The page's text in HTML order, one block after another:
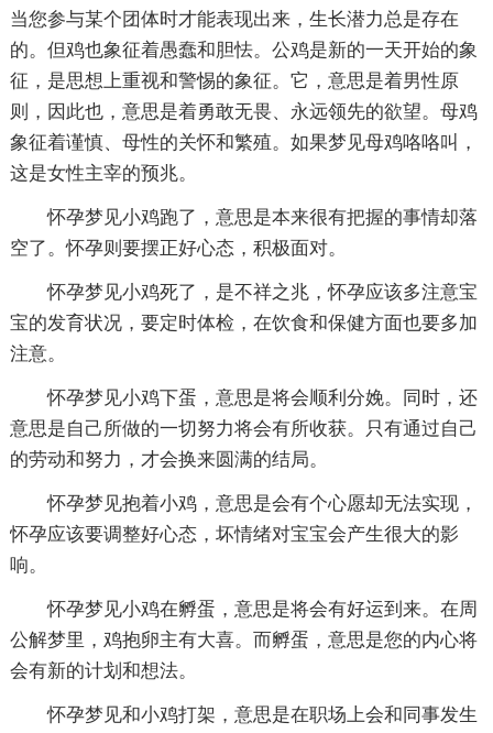
当您参与某个团体时才能表现出来，生长潜力总是存在
的。但鸡也象征着愚蠢和胆怯。公鸡是新的一天开始的象
征，是思想上重视和警惕的象征。它，意思是着男性原
则，因此也，意思是着勇敢无畏、永远领先的欲望。母鸡
象征着谨慎、母性的关怀和繁殖。如果梦见母鸡咯咯叫，
这是女性主宰的预兆。
怀孕梦见小鸡跑了，意思是本来很有把握的事情却落
空了。怀孕则要摆正好心态，积极面对。
怀孕梦见小鸡死了，是不祥之兆，怀孕应该多注意宝
宝的发育状况，要定时体检，在饮食和保健方面也要多加
注意。
怀孕梦见小鸡下蛋，意思是将会顺利分娩。同时，还
意思是自己所做的一切努力将会有所收获。只有通过自己
的劳动和努力，才会换来圆满的结局。
怀孕梦见抱着小鸡，意思是会有个心愿却无法实现，
怀孕应该要调整好心态，坏情绪对宝宝会产生很大的影
响。
怀孕梦见小鸡在孵蛋，意思是将会有好运到来。在周
公解梦里，鸡抱卵主有大喜。而孵蛋，意思是您的内心将
会有新的计划和想法。
怀孕梦见和小鸡打架，意思是在职场上会和同事发生